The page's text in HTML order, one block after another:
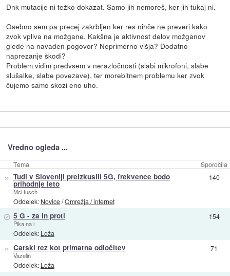
Dnk mutacije ni težko dokazat. Samo jih nemoreš, ker jih tukaj ni.
Osebno sem pa precej zakrbljen ker res nihče ne preveri kako
zvok vpliva na možgane. Kakšna je aktivnost delov možganov
glede na navaden pogovor? Neprimerno višja? Dodatno
naprezanje škodi?
Problem vidim predvsem v nerazločnosti (slabi mikrofoni, slabe
slušalke, slabe povezave), ter morebitnem problemu ker zvok
čujemo samo skozi eno uho.
Vredno ogleda ...
Tema Sporočila
» Tudi v Sloveniji preizkusili 5G, frekvence bodo
prihodnje leto
McHusch
Oddelek: Novice/Omrežja / internet
140
⊘ 5 G - za in proti
Pika na i
Oddelek: Loža
154
» Carski rez kot primarna odločitev
Vazelin
Oddelek: Loža
71